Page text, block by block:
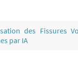
des Fissures
par IA